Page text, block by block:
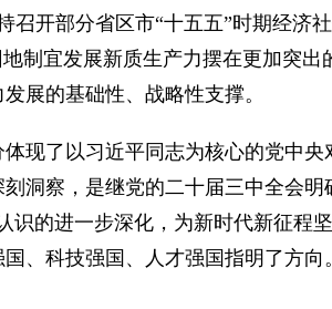
开部分省区市“十五五”时期经济
制宜发展新质生产力摆在更加突出
展的基础性、战略性支撑。
了以习近平同志为核心的党中央
洞察，是继党的二十届三中全会明
识的进一步深化，为新时代新征程
、科技强国、人才强国指明了方向。